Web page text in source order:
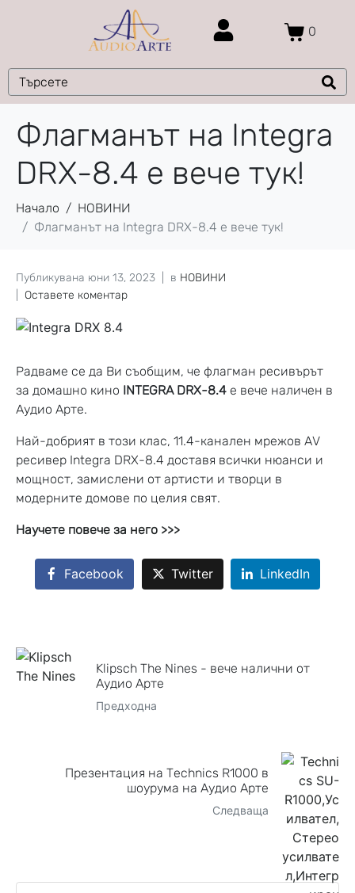
0
Флагманът на Integra
DRX-8.4 е вече тук!
Начало
НОВИНИ
Флагманът на Integra DRX-8.4 е вече тук!
Публикувана юни 13, 2023 в НОВИНИ
Оставете коментар
Радваме се да Ви съобщим, че флагман ресивърът
за домашно кино INTEGRA DRX-8.4 е вече наличен в
Аудио Арте.
Най-добрият в този клас, 11.4-канален мрежов AV
ресивер Integra DRX-8.4 доставя всички нюанси и
мощност, замислени от артисти и творци в
модерните домове по целия свят.
Научете повече за него >>>
Facebook Twitter LinkedIn
Klipsch The Nines - вече налични от
Аудио Арте
Предходна
Презентация на Technics R1000 в
шоурума на Аудио Арте
Следваща